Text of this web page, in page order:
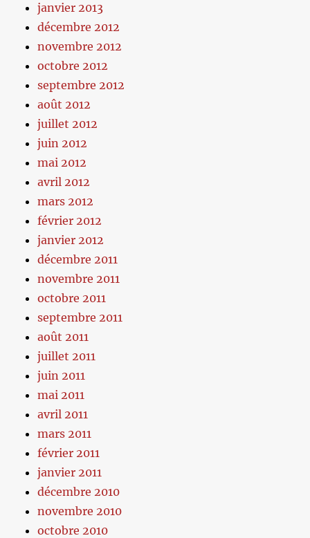
janvier 2013
décembre 2012
novembre 2012
octobre 2012
septembre 2012
août 2012
juillet 2012
juin 2012
mai 2012
avril 2012
mars 2012
février 2012
janvier 2012
décembre 2011
novembre 2011
octobre 2011
septembre 2011
août 2011
juillet 2011
juin 2011
mai 2011
avril 2011
mars 2011
février 2011
janvier 2011
décembre 2010
novembre 2010
octobre 2010